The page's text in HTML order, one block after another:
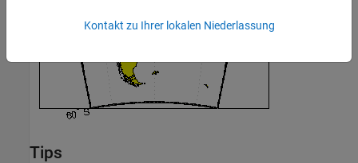
Tips
Kontakt zu Ihrer lokalen Niederlassung